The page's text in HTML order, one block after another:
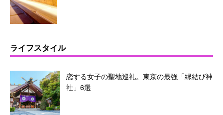
ライフスタイル
恋する女子の聖地巡礼。東京の最強「縁結び神
社」6選